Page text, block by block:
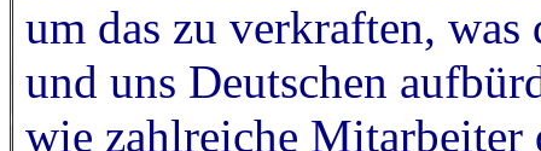
um das zu verkraften,
und uns Deutschen
wie zahlreiche Mitarbeiter